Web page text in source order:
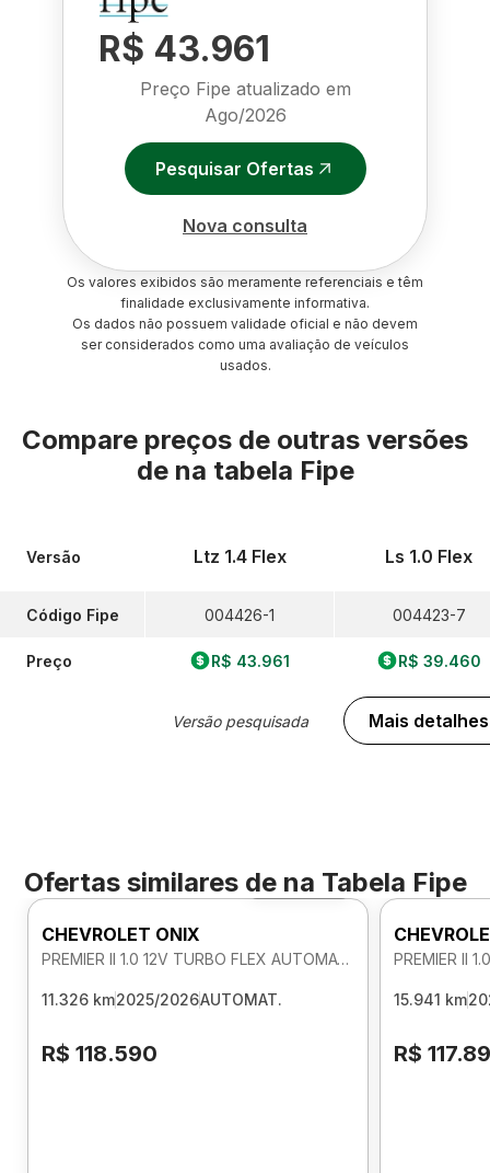
R$ 43.961
Preço Fipe atualizado em
Ago/2026
Pesquisar Ofertas
Nova consulta
Os valores exibidos são meramente referenciais e têm
finalidade exclusivamente informativa.
Os dados não possuem validade oficial e não devem
ser considerados como uma avaliação de veículos
usados.
Compare preços de outras versões
de na tabela Fipe
Versão
Código Fipe
Preço
Ltz 1.4 Flex
004426-1
R$ 43.961
Versão pesquisada
Ls 1.0 Flex
004423-7
R$ 39.460
Mais detalhes
Ofertas similares de na Tabela Fipe
Foto 360º
CHEVROLET ONIX
PREMIER II 1.0 12V TURBO FLEX AUTOMATICO
11.326 km2025/2026AUTOMAT.
R$ 118.590
15.941 km
R$